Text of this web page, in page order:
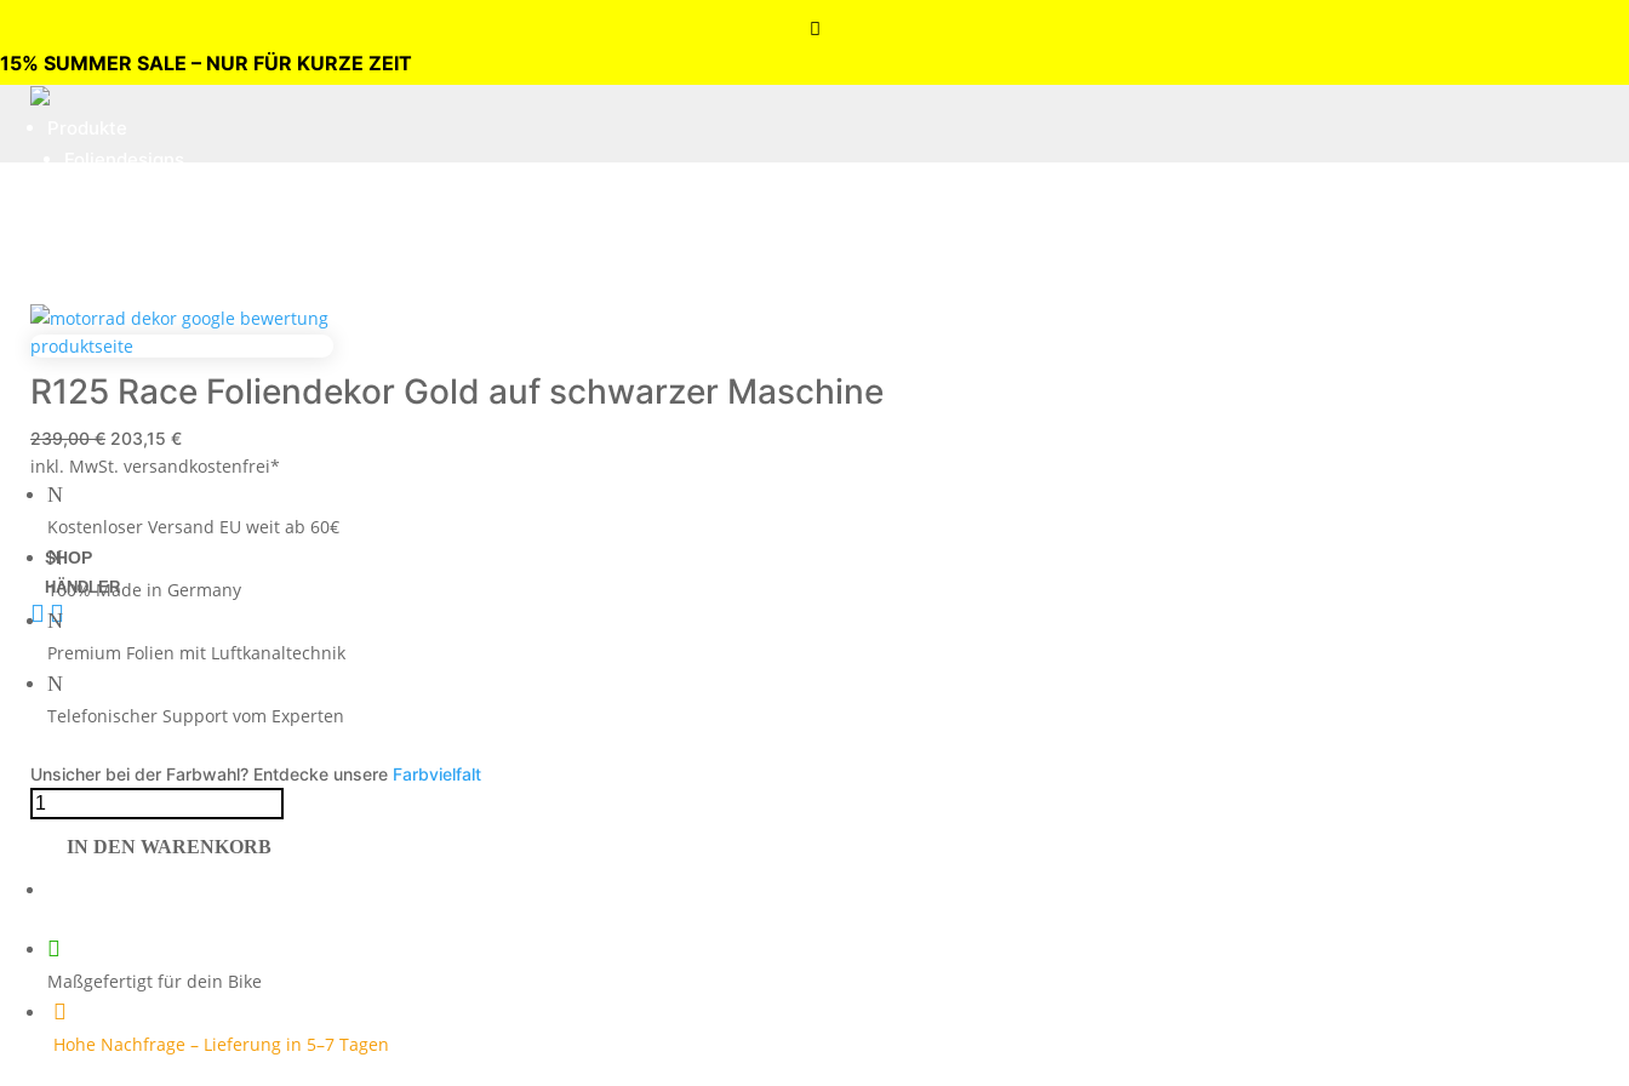

15% SUMMER SALE – NUR FÜR KURZE ZEIT
Beklebungen vor Ort
Beklebungen im Haus
Klebeanleitungen
Über uns
Galerie
Kontakt
SHOP
HÄNDLER
 
R125 Race Foliendekor Gold auf schwarzer Maschine
239,00€ Ursprünglicher
Preis
239,00 €
203,15 €Aktueller
Preis
203,15 €.
inkl. MwSt. versandkostenfrei*
N
Kostenloser Versand EU weit ab 60€
N
100% Made in Germany
N
Premium Folien mit Luftkanaltechnik
N
Telefonischer Support vom Experten
Unsicher bei der Farbwahl? Entdecke unsere Farbvielfalt
R125
Foliendekor
Gold
schwarzer
Menge
IN DEN WARENKORB

Maßgefertigt für dein Bike

Hohe Nachfrage – Lieferung in 5–7 Tagen